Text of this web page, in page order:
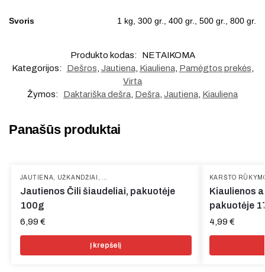
Svoris 1 kg, 300 gr., 400 gr., 500 gr., 800 gr.
Produkto kodas:
NETAIKOMA
Kategorijos:
Dešros Jautiena, Kiauliena, Pamėgtos prekės
Virta
Žymos:
Daktariška dešra Dešra Jautiena Kiauliena
Panašūs produktai
JAUTIENA UŽKANDŽIAI
Jautienos Čili šiaudeliai, pakuotėje
100g
6,99 €
Į krepšelį
KARŠTO
Kiaulienos
pakuotėje
4,99 €